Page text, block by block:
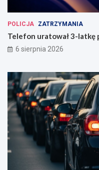
POLICJA ZATRZYMANIA
Telefon uratował 3-latkę
6 sierpnia 2026